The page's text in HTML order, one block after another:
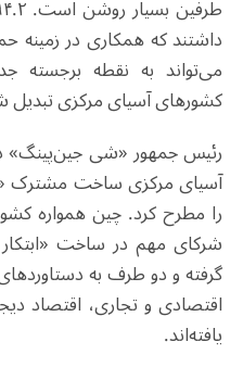
داشتند که همکاری در
می‌تواند به نقطه برجسته
کشورهای آسیای مرکزی تبدیل
آسیای مرکزی ساخت مشترک
را مطرح کرد. چین همواره
شرکای مهم در ساخت
گرفته و دو طرف به
اقتصادی و تجاری، اقتصاد
یافته‌اند.